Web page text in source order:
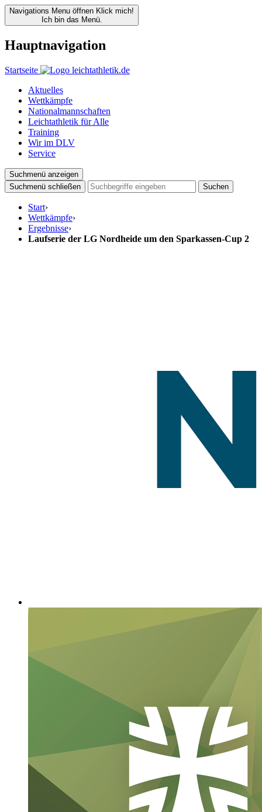
Navigations Menu öffnen Klick mich!
Ich bin das Menü.
Hauptnavigation
Startseite
Aktuelles
Wettkämpfe
Nationalmannschaften
Leichtathletik für Alle
Training
Wir im DLV
Service
Suchmenü anzeigen
Suchmenü schließen
Suchen
Start›
Wettkämpfe›
Ergebnisse›
Laufserie der LG Nordheide um den Sparkassen-Cup 2